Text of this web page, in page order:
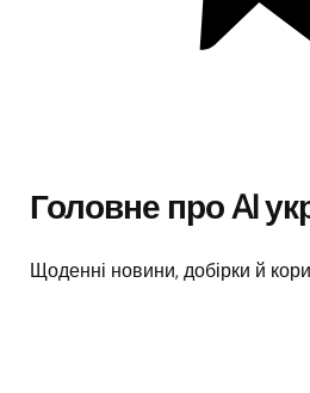
Головне про AI
Щоденні новини, добірки й